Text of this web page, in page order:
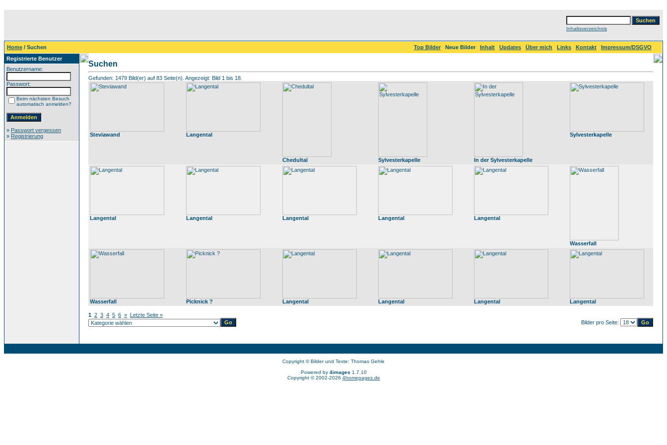
Inhaltsverzeichnis
Home / Suchen Top Bilder Neue Bilder Inhalt Updates Über mich Links Kontakt
Impressum/DSGVO
Registrierte Benutzer
Benutzername:
Passwort:
Beim nächsten Besuch
automatisch anmelden?
» Passwort vergessen
» Registrierung
Suchen
Gefunden: 1479 Bild(er) auf 83 Seite(n). Angezeigt: Bild 1 bis 18.
Steviawand Langental
Chedultal Sylvesterkapelle In der Sylvesterkapelle
Sylvesterkapelle
Langental Langental Langental Langental Langental
Wasserfall
Wasserfall Picknick ? Langental Langental Langental Langental
1 2 3 4 5 6 » Letzte Seite »
Bilder pro Seite:
Copyright © Bilder und Texte: Thomas Gehle
Powered by 4images 1.7.10
Copyright © 2002-2026 4homepages.de